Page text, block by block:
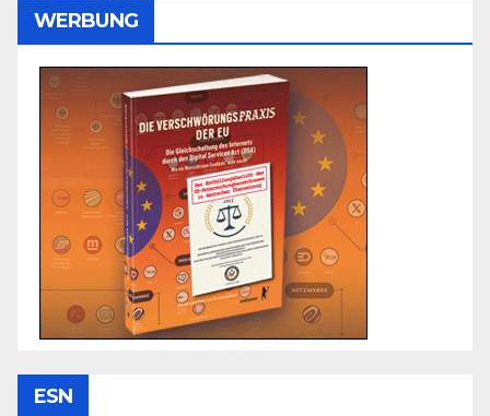
WERBUNG
ESN